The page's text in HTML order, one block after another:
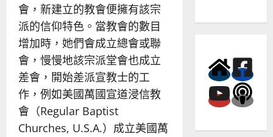
會，新建立的教會便擁有該宗
派的信仰特色。當教會的數目
增加時，她們會成立總會或聯
會，慢慢地該宗派堂會也成立
差會，開始差派宣教士的工
作，例如美國萬國宣道浸信教
會（Regular Baptist
Churches, U.S.A.）成立美國萬